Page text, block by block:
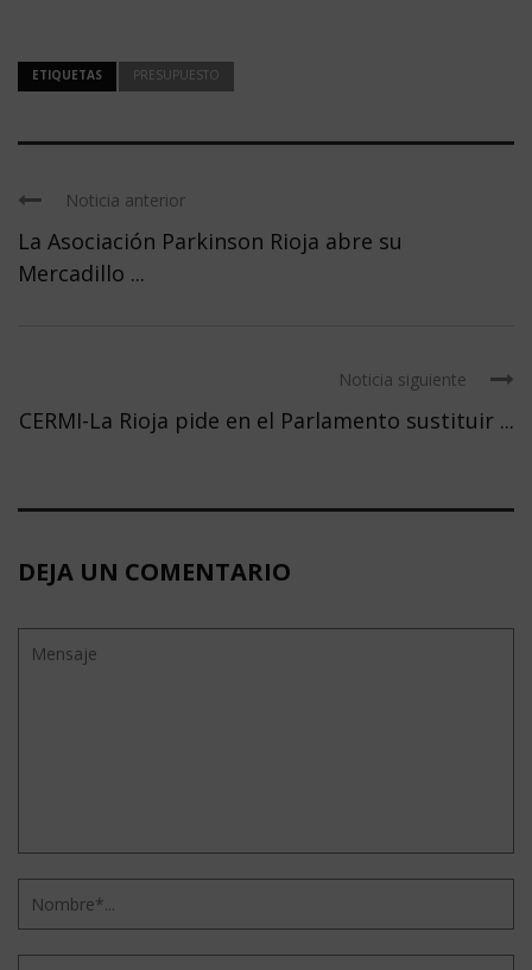
ETIQUETAS PRESUPUESTO
Noticia anterior
La Asociación Parkinson Rioja abre su
Mercadillo ...
Noticia siguiente
CERMI-La Rioja pide en el Parlamento sustituir ...
DEJA UN COMENTARIO